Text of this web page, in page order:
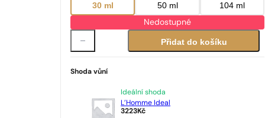
30 ml 50 ml 104 ml
Nedostupné
Přidat do košíku
Shoda vůní
Ideální shoda
L’Homme Ideal
3223Kč